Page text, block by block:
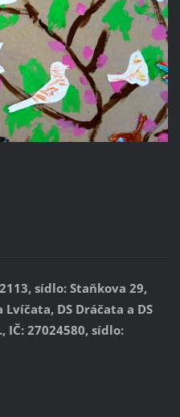
sídlo: Staňkova 29,
DS Dráčata a DS
IČ: 27024580, sídlo: